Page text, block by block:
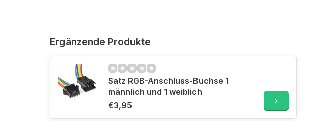
Ergänzende Produkte
Satz RGB-Anschluss-Buchse 1
männlich und 1 weiblich
€3,95